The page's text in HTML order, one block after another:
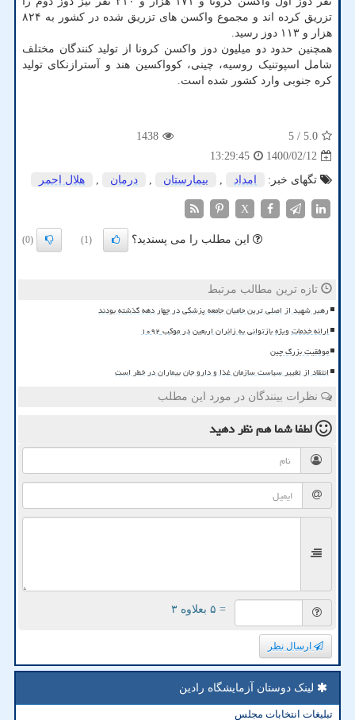
تزریق کرده اند و مجموع واکسن های تزریق شده در کشور به ۸۲۴
هزار و ۱۱۳ دوز رسید.
همچنین حدود دو میلیون دوز واکسن کرونا از تولید کنندگان مختلف
شامل اسپوتنیک روسیه، چینی، کوواکسین هند و آسترازنکای تولید
کره جنوبی وارد کشور شده است.
5.0
/ 5
1438
1400/02/12
13:29:45
تگهای خبر:
امداد , بیمارستان , درمان , هلال احمر
X
این مطلب را می پسندید؟ (1)
(0)
تازه ترین مطالب مرتبط
رهبر شهید از اصلی ترین حامیان جامعه پزشکی در چهار دهه گذشته بودند
ارائه خدمات ویژه بازتوانی به زائران اربعین در موکب ۱۰۹۲
موفقیت بزرگ چین
انتقاد از تغییر سیاست سازمان غذا و دارو جان بیماران در خطر است
نظرات بینندگان در مورد این مطلب
لطفا شما همنظر دهید
= ۵ بعلاوه ۳
ارسال نظر
لینک دوستان آزمایشگاه رادین
تبلیغات انتخابات مجلس